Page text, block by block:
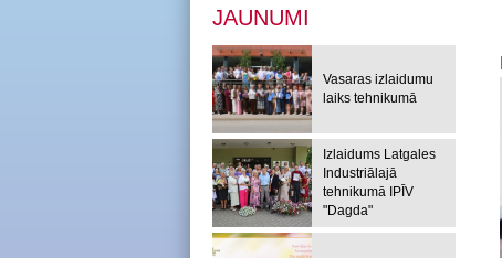
JAUNUMI
Vasaras izlaidumu
laiks tehnikumā
Izlaidums Latgales
Industriālajā
tehnikumā IPĪV
"Dagda"